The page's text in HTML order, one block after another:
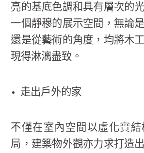
亮的基底色調和具有層次的
一個靜穆的展示空間，無論
還是從藝術的角度，均將木
現得淋漓盡致。
走出戶外的家
不僅在室內空間以虛化實
局，建築物外觀亦力求打造